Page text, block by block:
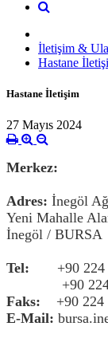
İletişim &
Hastane
Hastane İletişim
27 Mayıs 2024
Merkez:
Adres: İnegöl
Yeni Mahalle
İnegöl / BURSA
Tel: +90
+90 224
Faks: +90
E-Mail: